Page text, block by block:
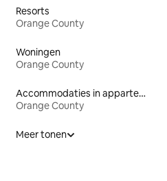
Resorts
Orange County
Woningen
Orange County
Accommodaties in appartementen met diensten
Orange County
Meer tonen